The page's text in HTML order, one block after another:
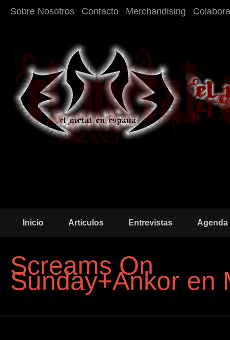
Sobre Nosotros Contacto Merchandising
Inicio Artículos Entrevistas Agenda
Screams On
Sunday+Ankor en